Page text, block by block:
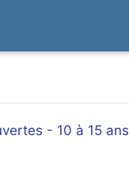
- 10 à 15 ans